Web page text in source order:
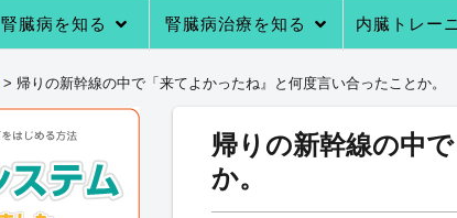
腎臓病を知る 腎臓病治療を知る 内臓トレー
ップ
える
ール
> 帰りの新幹線の中で「来てよかったね』と何度言い合ったことか。
帰りの新幹線の中
か。